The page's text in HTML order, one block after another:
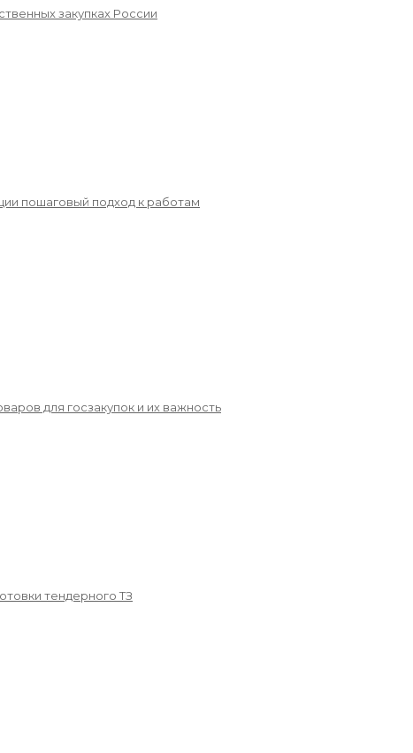
закупках России
пошаговый подход к работам
для госзакупок и их важность
тендерного ТЗ